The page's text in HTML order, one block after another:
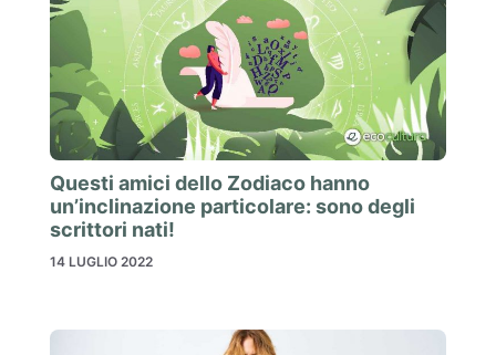
Questi amici dello Zodiaco hanno
un’inclinazione particolare: sono degli
scrittori nati!
14 LUGLIO 2022